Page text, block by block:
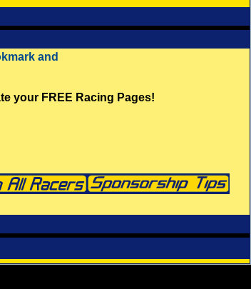
your FREE Racing Pages!